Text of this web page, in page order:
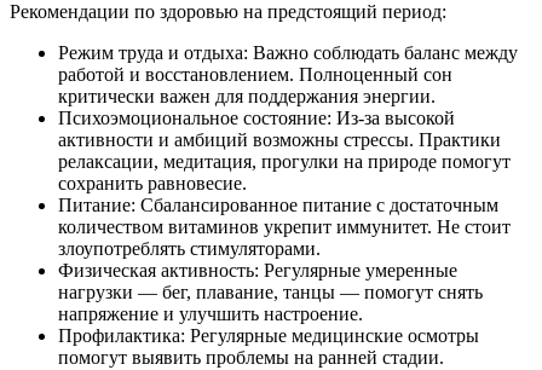
Рекомендации по здоровью на предстоящий период:
Режим труда и отдыха: Важно соблюдать баланс между
работой и восстановлением. Полноценный сон
критически важен для поддержания энергии.
Психоэмоциональное состояние: Из-за высокой
активности и амбиций возможны стрессы. Практики
релаксации, медитация, прогулки на природе помогут
сохранить равновесие.
Питание: Сбалансированное питание с достаточным
количеством витаминов укрепит иммунитет. Не стоит
злоупотреблять стимуляторами.
Физическая активность: Регулярные умеренные
нагрузки — бег, плавание, танцы — помогут снять
напряжение и улучшить настроение.
Профилактика: Регулярные медицинские осмотры
помогут выявить проблемы на ранней стадии.